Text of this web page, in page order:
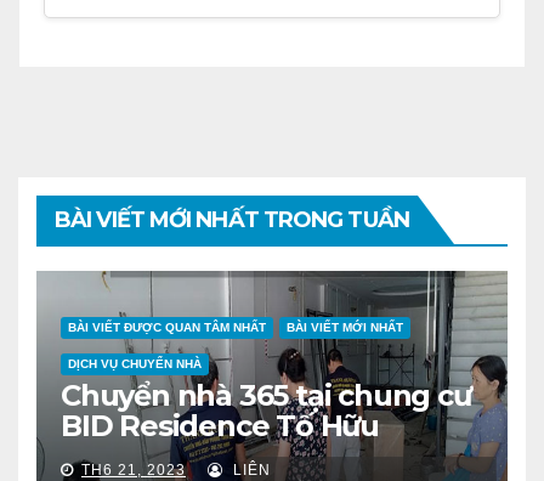
BÀI VIẾT MỚI NHẤT TRONG TUẦN
BÀI VIẾT ĐƯỢC QUAN TÂM NHẤT BÀI VIẾT MỚI NHẤT
DỊCH VỤ CHUYỂN NHÀ
Chuyển nhà 365 tại chung cư
BID Residence Tố Hữu
TH6 21, 2023 LIÊN